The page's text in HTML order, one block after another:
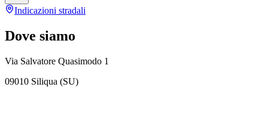
Indicazioni stradali
Dove siamo
Via Salvatore Quasimodo 1
09010 Siliqua (SU)